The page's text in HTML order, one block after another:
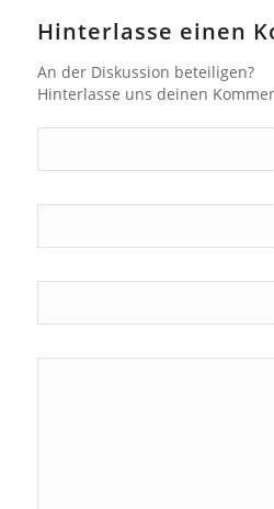
Hinterlasse einen
An der Diskussion beteiligen?
Hinterlasse uns deinen